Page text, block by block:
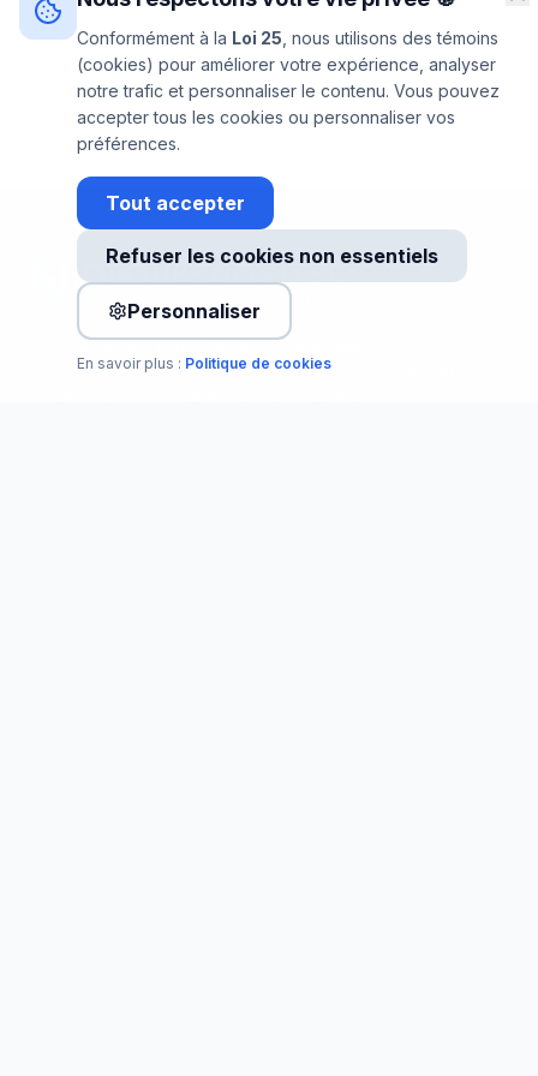
Votre partenaire TI de confiance au Québec. Nous sécurisons,
gérons et optimisons votre infrastructure pour que vous
Conformément à la Loi 25 , nous utilisons des témoins
(cookies) pour améliorer votre expérience, analyser
notre trafic et personnaliser le contenu. Vous pouvez
accepter tous les cookies ou personnaliser vos
préférences.
Tout accepter
Refuser les cookies non essentiels
Personnaliser
En savoir plus : Politique de cookies